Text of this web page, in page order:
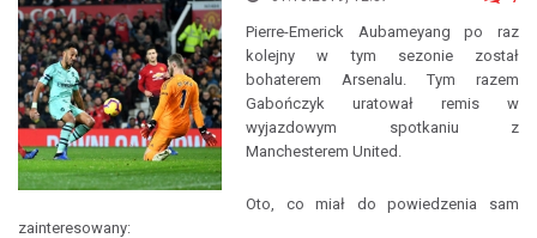
Pierre-Emerick Aubameyang po raz
kolejny w tym sezonie został
bohaterem Arsenalu. Tym razem
Gabończyk uratował remis w
wyjazdowym spotkaniu z
Manchesterem United.
Oto, co miał do powiedzenia sam
zainteresowany: